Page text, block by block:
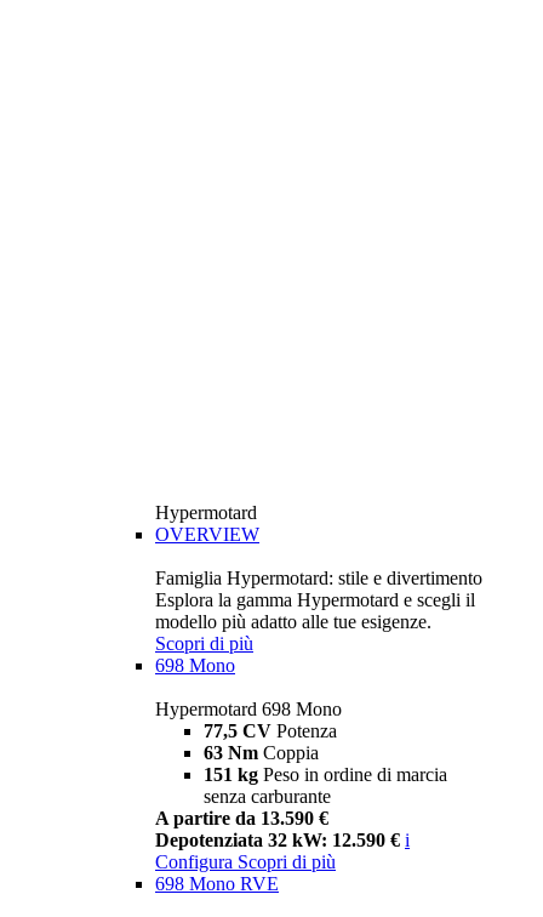
Hypermotard
OVERVIEW
Famiglia Hypermotard: stile e divertimento
Esplora la gamma Hypermotard e scegli il
modello più adatto alle tue esigenze.
Scopri di più
698 Mono
Hypermotard 698 Mono
77,5 CV Potenza
63 Nm Coppia
151 kg Peso in ordine di marcia
senza carburante
A partire da 13.590 €
Depotenziata 32 kW: 12.590 € i
Configura Scopri di più
698 Mono RVE